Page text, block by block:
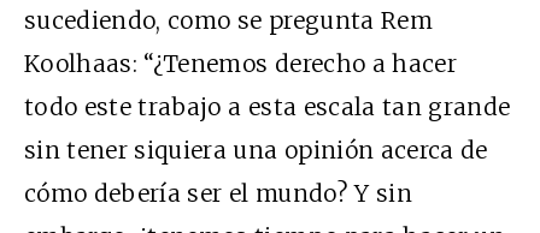
sucediendo, como se pregunta Rem
Koolhaas: “¿Tenemos derecho a hacer
todo este trabajo a esta escala tan grande
sin tener siquiera una opinión acerca de
cómo debería ser el mundo? Y sin